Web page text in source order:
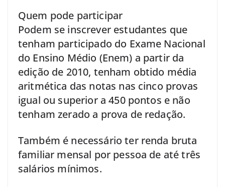
Quem pode participar
Podem se inscrever estudantes que
tenham participado do Exame Nacional
do Ensino Médio (Enem) a partir da
edição de 2010, tenham obtido média
aritmética das notas nas cinco provas
igual ou superior a 450 pontos e não
tenham zerado a prova de redação.
Também é necessário ter renda bruta
familiar mensal por pessoa de até três
salários mínimos.